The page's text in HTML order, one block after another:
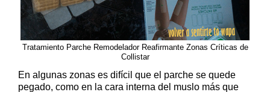
Tratamiento Parche Remodelador Reafirmante Zonas Críticas de
Collistar
En algunas zonas es difícil que el parche se quede
pegado, como en la cara interna del muslo más que